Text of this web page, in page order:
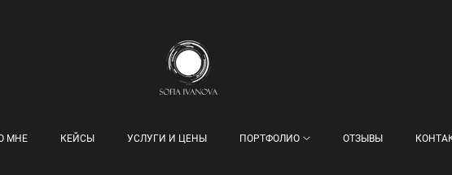
МНЕ КЕЙСЫ УСЛУГИ И ЦЕНЫ ПОРТФОЛИО ОТЗЫВЫ